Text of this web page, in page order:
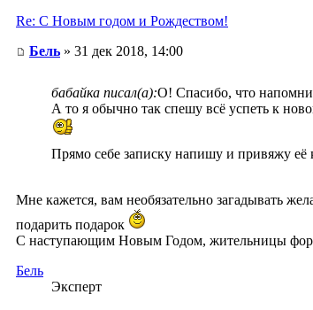
Re: С Новым годом и Рождеством!
Бель » 31 дек 2018, 14:00
бабайка писал(а):О! Спасибо, что
А то я обычно так спешу всё успеть к
Прямо себе записку напишу и привяжу её
Мне кажется, вам необязательно загадывать
подарить подарок
С наступающим Новым Годом, жительницы
Бель
Эксперт